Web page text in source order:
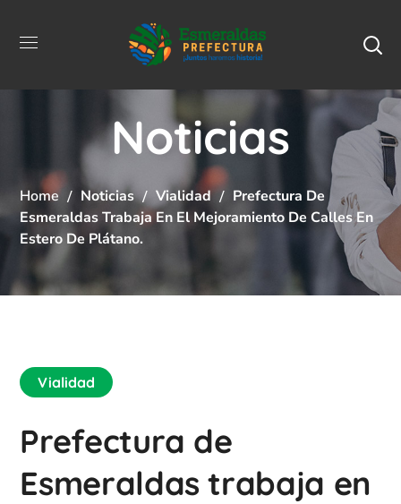
Noticias
Home Noticias Vialidad
Prefectura De
Esmeraldas Trabaja En El Mejoramiento De Calles En
Estero De Plátano.
Vialidad
Prefectura de
Esmeraldas trabaja en